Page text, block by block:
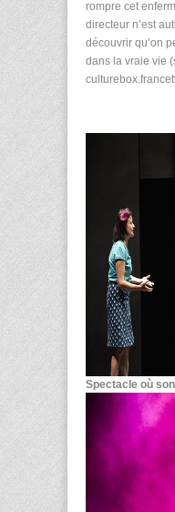
rompre cet
directeur n’est
découvrir qu’on
dans la vraie vie
Spectacle où